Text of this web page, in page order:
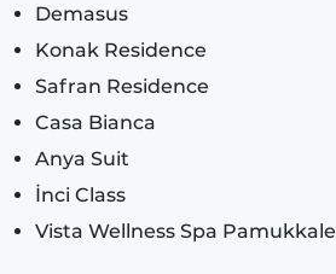
Demasus
Konak Residence
Safran Residence
Casa Bianca
Anya Suit
İnci Class
Vista Wellness Spa Pamukkale